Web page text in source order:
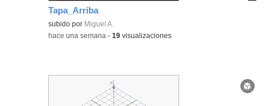
Tapa_Arriba
Contenido educativo.
subido por Miguel A.
-hace una semana -19 visualizaciones